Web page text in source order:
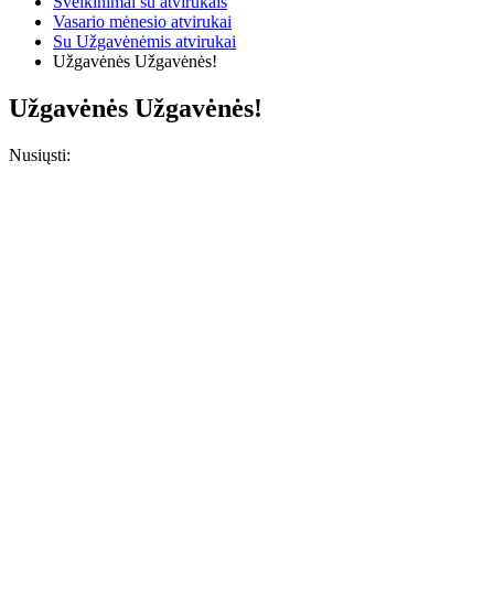
Vasario mėnesio atvirukai
Su Užgavėnėmis atvirukai
Užgavėnės Užgavėnės!
Užgavėnės Užgavėnės!
Nusiųsti: